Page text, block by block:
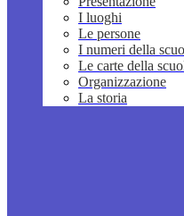
I luoghi
Le persone
I numeri della
Le carte della
Organizzazione
La storia